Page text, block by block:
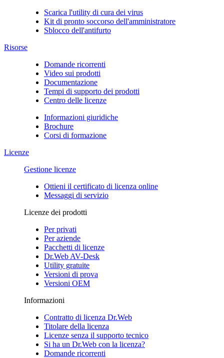
Scarica l'utility di cura dei virus
Kit di pronto soccorso dell'amministratore
Sblocco dell'antifurto
Risorse
Domande ricorrenti
Video sui prodotti
Documentazione
Tempi di supporto dei prodotti
Centro delle licenze
Informazioni giuridiche
Brochure
Corsi di formazione
Licenze
Gestione licenze
Ottieni il certificato di licenza online
Messaggi di servizio
Licenze dei prodotti
Per privati
Per aziende
Pacchetti di licenze
Dr.Web AV-Desk
Utility gratuite
Versioni di prova
Versioni OEM
Informazioni
Contratto di licenza Dr.Web
Titolare della licenza
Licenze senza il supporto tecnico
Si ha un Dr.Web con la licenza?
Domande ricorrenti